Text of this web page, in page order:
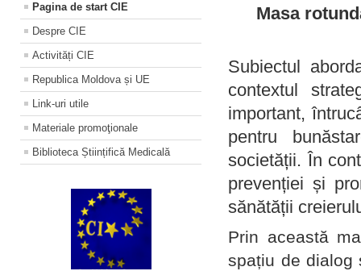
Pagina de start CIE
Despre CIE
Activități CIE
Republica Moldova și UE
Link-uri utile
Materiale promoţionale
Biblioteca Științifică Medicală
Masa
Subiectul
contextul
important,
pentru
societății. În
prevenției și
sănătății
Prin această
spațiu de dialog